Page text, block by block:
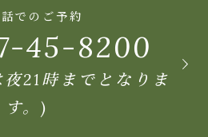
でのご予約
45-8200
21時までとなりま
す。)